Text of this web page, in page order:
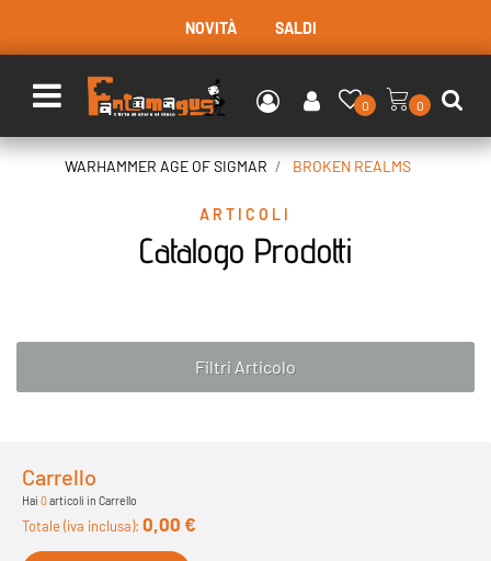
NOVITÀ SALDI
Open menu
0 0
WARHAMMER AGE OF SIGMAR BROKEN REALMS
ARTICOLI
Catalogo Prodotti
Filtri Articolo
Carrello
Hai 0articoli in Carrello
Totale (iva inclusa): 0,00 €